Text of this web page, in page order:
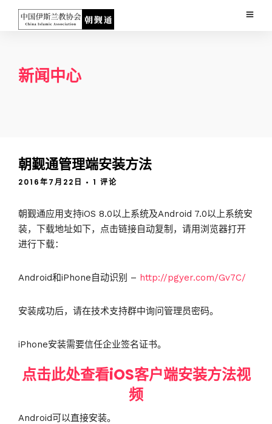
新闻中心
朝觐通管理端安装方法
2016年7月22日 • 1 评论
朝觐通应用支持iOS 8.0以上系统及Android 7.0以上系统安
装，下载地址如下，点击链接自动复制，请用浏览器打开
进行下载：
Android和iPhone自动识别 – http://pgyer.com/Gv7C/
安装成功后，请在技术支持群中询问管理员密码。
iPhone安装需要信任企业签名证书。
点击此处查看iOS客户端安装方法视
频
Android可以直接安装。